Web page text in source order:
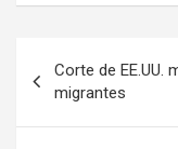
v
Corte de EE.UU.
migrantes